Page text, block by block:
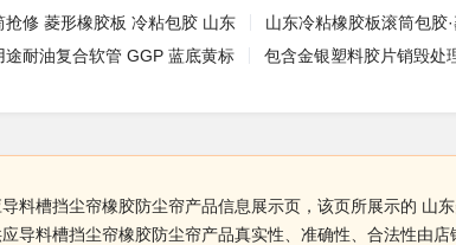
抢修 菱形橡胶板 冷粘包胶 山东
山东冷粘橡胶板滚筒包胶·
途耐油复合软管 GGP 蓝底黄标
包含金银塑料胶片销毁处
料槽挡尘帘橡胶防尘帘产品信息展示页，该页所展示的 山
导料槽挡尘帘橡胶防尘帘产品真实性、准确性、合法性由